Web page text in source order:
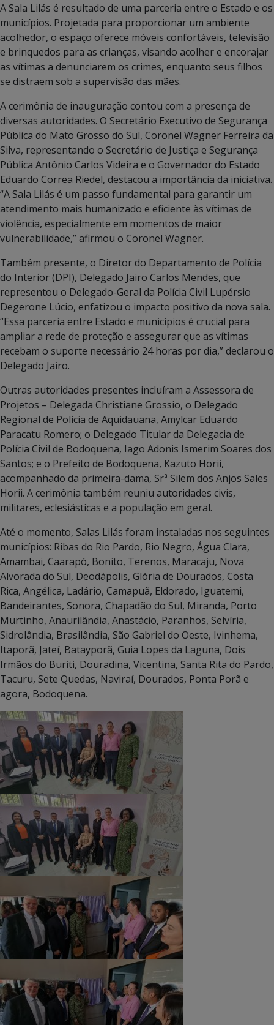
A Sala Lilás é resultado de uma parceria entre o Estado e os
municípios. Projetada para proporcionar um ambiente
acolhedor, o espaço oferece móveis confortáveis, televisão
e brinquedos para as crianças, visando acolher e encorajar
as vítimas a denunciarem os crimes, enquanto seus filhos
se distraem sob a supervisão das mães.
A cerimônia de inauguração contou com a presença de
diversas autoridades. O Secretário Executivo de Segurança
Pública do Mato Grosso do Sul, Coronel Wagner Ferreira da
Silva, representando o Secretário de Justiça e Segurança
Pública Antônio Carlos Videira e o Governador do Estado
Eduardo Correa Riedel, destacou a importância da iniciativa.
“A Sala Lilás é um passo fundamental para garantir um
atendimento mais humanizado e eficiente às vítimas de
violência, especialmente em momentos de maior
vulnerabilidade,” afirmou o Coronel Wagner.
Também presente, o Diretor do Departamento de Polícia
do Interior (DPI), Delegado Jairo Carlos Mendes, que
representou o Delegado-Geral da Polícia Civil Lupérsio
Degerone Lúcio, enfatizou o impacto positivo da nova sala.
“Essa parceria entre Estado e municípios é crucial para
ampliar a rede de proteção e assegurar que as vítimas
recebam o suporte necessário 24 horas por dia,” declarou o
Delegado Jairo.
Outras autoridades presentes incluíram a Assessora de
Projetos – Delegada Christiane Grossio, o Delegado
Regional de Polícia de Aquidauana, Amylcar Eduardo
Paracatu Romero; o Delegado Titular da Delegacia de
Polícia Civil de Bodoquena, Iago Adonis Ismerim Soares dos
Santos; e o Prefeito de Bodoquena, Kazuto Horii,
acompanhado da primeira-dama, Srª Silem dos Anjos Sales
Horii. A cerimônia também reuniu autoridades civis,
militares, eclesiásticas e a população em geral.
Até o momento, Salas Lilás foram instaladas nos seguintes
municípios: Ribas do Rio Pardo, Rio Negro, Água Clara,
Amambai, Caarapó, Bonito, Terenos, Maracaju, Nova
Alvorada do Sul, Deodápolis, Glória de Dourados, Costa
Rica, Angélica, Ladário, Camapuã, Eldorado, Iguatemi,
Bandeirantes, Sonora, Chapadão do Sul, Miranda, Porto
Murtinho, Anaurilândia, Anastácio, Paranhos, Selvíria,
Sidrolândia, Brasilândia, São Gabriel do Oeste, Ivinhema,
Itaporã, Jateí, Batayporã, Guia Lopes da Laguna, Dois
Irmãos do Buriti, Douradina, Vicentina, Santa Rita do Pardo,
Tacuru, Sete Quedas, Naviraí, Dourados, Ponta Porã e
agora, Bodoquena.